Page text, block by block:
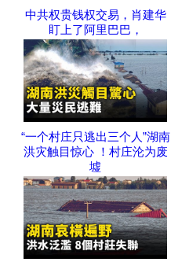
中共权贵钱权交易，肖建华
盯上了阿里巴巴，
“一个村庄只逃出三个人”湖南
洪灾触目惊心 ！村庄沦为废
墟